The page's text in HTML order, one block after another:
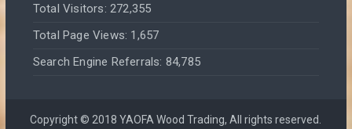
Total Visitors: 272,355
Total Page Views: 1,657
Search Engine Referrals: 84,785
Copyright © 2018 YAOFA Wood Trading, All rights reserved.